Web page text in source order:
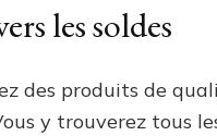
les soldes
des produits de
y trouverez tous